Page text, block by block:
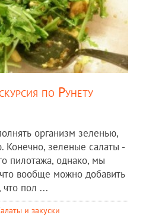
по Рунету
организм зеленью,
Конечно, зеленые салаты -
пилотажа, однако, мы
вообще можно добавить
пол ...
и закуски